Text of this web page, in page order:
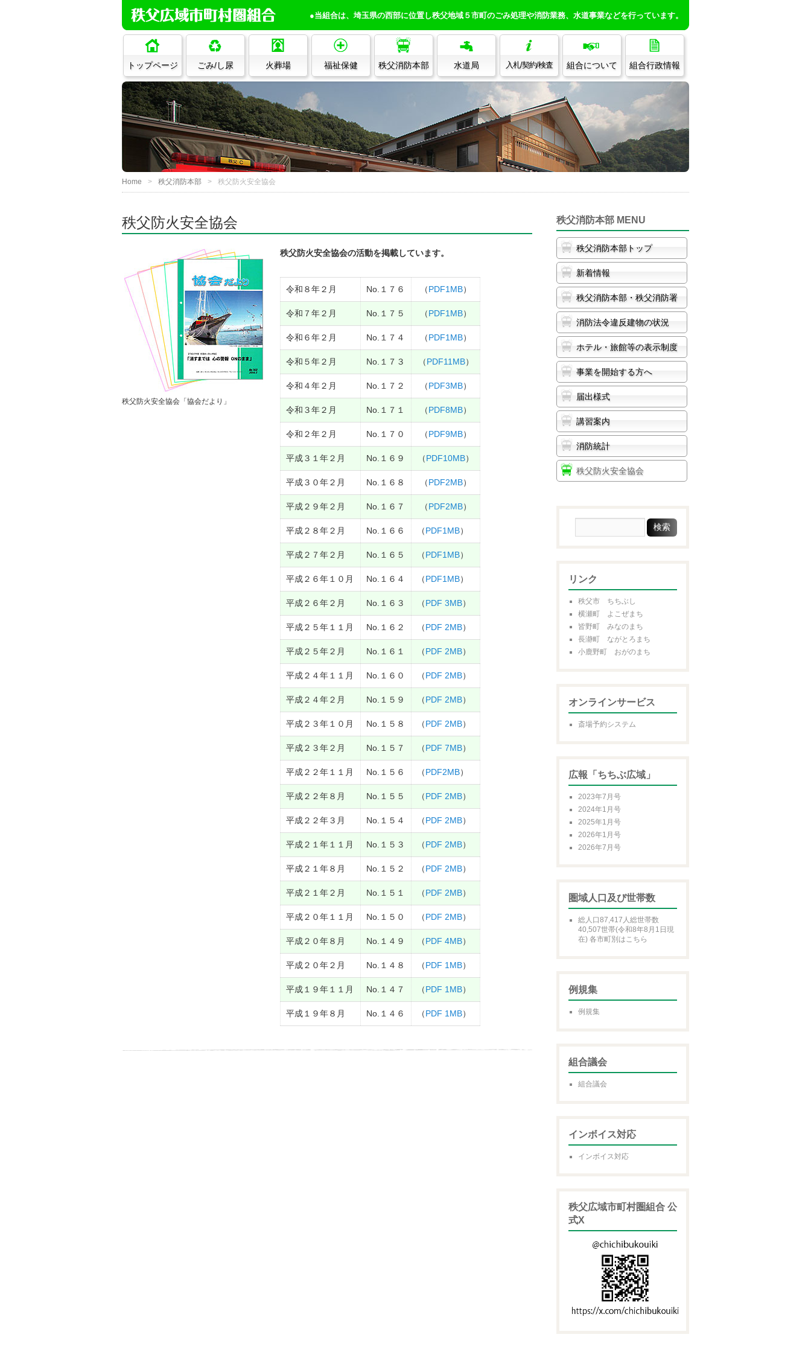
●当組合は、埼玉県の西部に位置し秩父地域５市町のごみ処理や消防業務、水道事業などを行っています。
トップページ ごみ/し尿 火葬場 福祉保健 秩父消防本部 水道局 入札/契約/検査 組合について 組合行政情報
Home 秩父消防本部 秩父防火安全協会
秩父防火安全協会
秩父防火安全協会「協会だより」
秩父防火安全協会の活動を掲載しています。
令和８年２月 No.１７６ （PDF1MB）
令和７年２月 No.１７５ （PDF1MB）
令和６年２月 No.１７４ （PDF1MB）
令和５年２月 No.１７３ （PDF11MB）
令和４年２月 No.１７２ （PDF3MB）
令和３年２月 No.１７１ （PDF8MB）
令和２年２月 No.１７０ （PDF9MB）
平成３１年２月 No.１６９ （PDF10MB）
平成３０年２月 No.１６８ （PDF2MB）
平成２９年２月 No.１６７ （PDF2MB）
平成２８年２月 No.１６６ （PDF1MB）
平成２７年２月 No.１６５ （PDF1MB）
平成２６年１０月 No.１６４ （PDF1MB）
平成２６年２月 No.１６３ （PDF 3MB）
平成２５年１１月 No.１６２ （PDF 2MB）
平成２５年２月 No.１６１ （PDF 2MB）
平成２４年１１月 No.１６０ （PDF 2MB）
平成２４年２月 No.１５９ （PDF 2MB）
平成２３年１０月 No.１５８ （PDF 2MB）
平成２３年２月 No.１５７ （PDF 7MB）
平成２２年１１月 No.１５６ （PDF2MB）
平成２２年８月 No.１５５ （PDF 2MB）
平成２２年３月 No.１５４ （PDF 2MB）
平成２１年１１月 No.１５３ （PDF 2MB）
平成２１年８月 No.１５２ （PDF 2MB）
平成２１年２月 No.１５１ （PDF 2MB）
平成２０年１１月 No.１５０ （PDF 2MB）
平成２０年８月 No.１４９ （PDF 4MB）
平成２０年２月 No.１４８ （PDF 1MB）
平成１９年１１月 No.１４７ （PDF 1MB）
平成１９年８月 No.１４６ （PDF 1MB）
秩父消防本部 MENU
秩父消防本部トップ
新着情報
秩父消防本部・秩父消防署
消防法令違反建物の状況
ホテル・旅館等の表示制度
事業を開始する方へ
届出様式
講習案内
消防統計
秩父防火安全協会
リンク
秩父市 ちちぶし
横瀬町 よこぜまち
皆野町 みなのまち
長瀞町 ながとろまち
小鹿野町 おがのまち
オンラインサービス
斎場予約システム
広報「ちちぶ広域」
2023年7月号
2024年1月号
2025年1月号
2026年1月号
2026年7月号
圏域人口及び世帯数
総人口87,417人総世帯数
40,507世帯(令和8年8月1日現
在) 各市町別はこちら
例規集
例規集
組合議会
組合議会
インボイス対応
インボイス対応
秩父広域市町村圏組合 公
式X